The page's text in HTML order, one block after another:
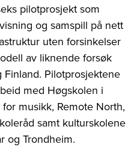
pilotprosjekt som
og samspill på nett
uten forsinkelser
av liknende forsøk
Pilotprosjektene
med Høgskolen i
musikk, Remote North,
samt kulturskolene
og Trondheim.